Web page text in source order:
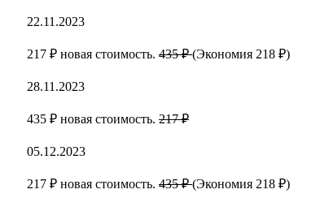
22.11.2023
217 ₽ новая стоимость. 435 ₽(Экономия 218 ₽)
28.11.2023
435 ₽ новая стоимость. 217 ₽
05.12.2023
217 ₽ новая стоимость. 435 ₽(Экономия 218 ₽)